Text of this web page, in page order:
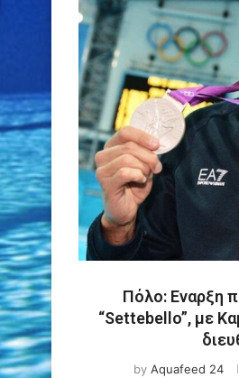
Πόλο: Εναρξη
“Settebello”, με
by Aquafeed 24